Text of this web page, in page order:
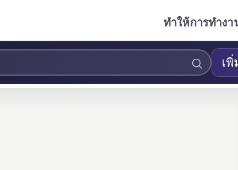
ทำให้การทำง
เพิ่